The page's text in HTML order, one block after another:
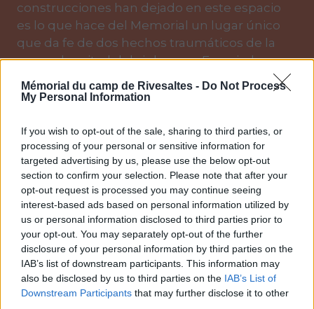
Mémorial du camp de Rivesaltes - Do Not Process
My Personal Information
If you wish to opt-out of the sale, sharing to third parties, or
processing of your personal or sensitive information for
targeted advertising by us, please use the below opt-out
section to confirm your selection. Please note that after your
opt-out request is processed you may continue seeing
interest-based ads based on personal information utilized by
us or personal information disclosed to third parties prior to
your opt-out. You may separately opt-out of the further
disclosure of your personal information by third parties on the
IAB’s list of downstream participants. This information may
also be disclosed by us to third parties on the IAB’s List of
Downstream Participants that may further disclose it to other
construcciones han dejado en este espacio
es lo que hace del Memorial un lugar único
que da fe de dos hechos traumáticos de la
segunda mitad del sigloxxen Francia: la
Segunda Guerra Mundial y las guerras de
descolonización.
El Memorial del Campo de Rivesaltes es
también un edificio contemporáneo singular,
que le valió a su arquitecto, Rudy Ricciotti, el
premio de arquitectura francesa Équerre
d’Argent.
DESCUBRIR